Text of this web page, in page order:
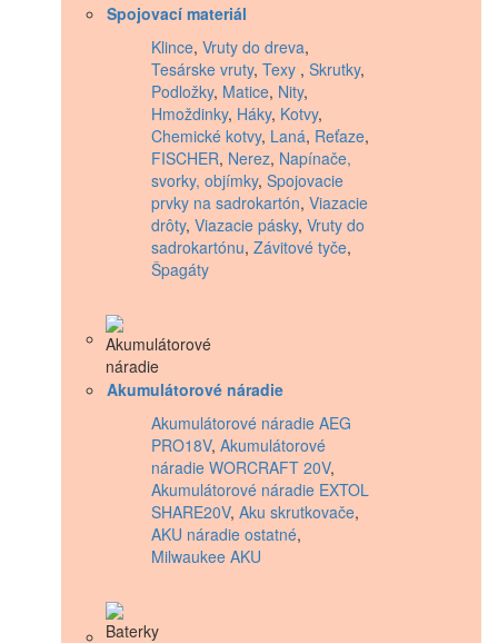
Spojovací materiál
Klince, Vruty do dreva,
Tesárske vruty, Texy , Skrutky,
Podložky, Matice, Nity,
Hmoždinky, Háky, Kotvy,
Chemické kotvy, Laná, Reťaze,
FISCHER, Nerez, Napínače,
svorky, objímky, Spojovacie
prvky na sadrokartón, Viazacie
drôty, Viazacie pásky, Vruty do
sadrokartónu, Závitové tyče,
Špagáty
Akumulátorové náradie
Akumulátorové náradie AEG
PRO18V, Akumulátorové
náradie WORCRAFT 20V,
Akumulátorové náradie EXTOL
SHARE20V, Aku skrutkovače,
AKU náradie ostatné,
Milwaukee AKU